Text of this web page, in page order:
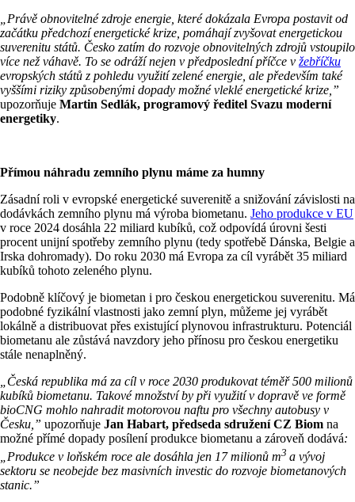
„Právě obnovitelné zdroje energie, které dokázala Evropa postavit od
začátku předchozí energetické krize, pomáhají zvyšovat energetickou
suverenitu států. Česko zatím do rozvoje obnovitelných zdrojů vstoupilo
více než váhavě. To se odráží nejen v předposlední příčce v žebříčku
evropských států z pohledu využití zelené energie, ale především také
vyššími riziky způsobenými dopady možné vleklé energetické krize,”
upozorňuje Martin Sedlák, programový ředitel Svazu moderní
energetiky.
Přímou náhradu zemního plynu máme za humny
Zásadní roli v evropské energetické suverenitě a snižování závislosti na
dodávkách zemního plynu má výroba biometanu. Jeho produkce v EU
v roce 2024 dosáhla 22 miliard kubíků, což odpovídá úrovni šesti
procent unijní spotřeby zemního plynu (tedy spotřebě Dánska, Belgie a
Irska dohromady). Do roku 2030 má Evropa za cíl vyrábět 35 miliard
kubíků tohoto zeleného plynu.
Podobně klíčový je biometan i pro českou energetickou suverenitu. Má
podobné fyzikální vlastnosti jako zemní plyn, můžeme jej vyrábět
lokálně a distribuovat přes existující plynovou infrastrukturu. Potenciál
biometanu ale zůstává navzdory jeho přínosu pro českou energetiku
stále nenaplněný.
„Česká republika má za cíl v roce 2030 produkovat téměř 500 milionů
kubíků biometanu. Takové množství by při využití v dopravě ve formě
bioCNG mohlo nahradit motorovou naftu pro všechny autobusy v
Česku,” upozorňuje Jan Habart, předseda sdružení CZ Biom na
možné přímé dopady posílení produkce biometanu a zároveň dodává:
„Produkce v loňském roce ale dosáhla jen 17 milionů m3 a vývoj
sektoru se neobejde bez masivních investic do rozvoje biometanových
stanic.”